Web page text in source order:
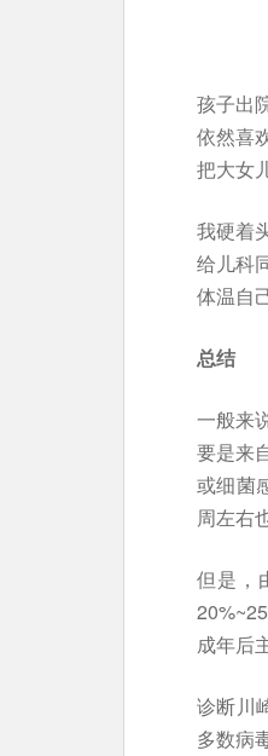
孩子出
依然喜
把大女
我硬着
给儿科
体温自
总结
一般来
要是来
或细菌
周左右
但是，
成年后
诊断川
多数病